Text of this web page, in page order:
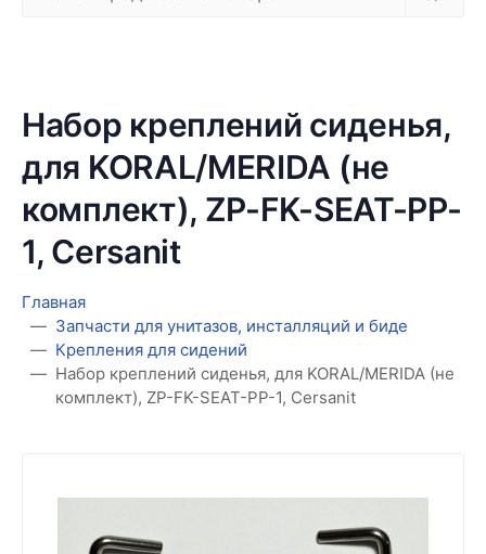
Набор креплений сиденья,
для KORAL/MERIDA (не
комплект), ZP-FK-SEAT-PP-
1, Cersanit
Главная
Запчасти для унитазов, инсталляций и биде
Крепления для сидений
Набор креплений сиденья, для KORAL/MERIDA (не
комплект), ZP-FK-SEAT-PP-1, Cersanit